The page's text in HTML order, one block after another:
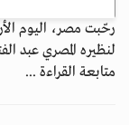
رحّبت مصر، اليوم
لنظيره المصري عبد
متابعة القراءة ...